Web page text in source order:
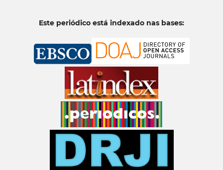
Este periódico está indexado nas bases: